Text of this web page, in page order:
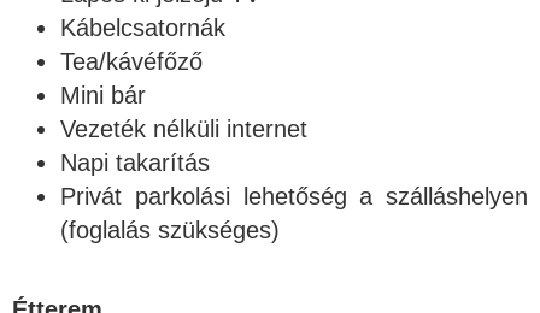
Kábelcsatornák
Tea/kávéfőző
Mini bár
Vezeték nélküli internet
Napi takarítás
Privát parkolási lehetőség a szálláshelyen
(foglalás szükséges)